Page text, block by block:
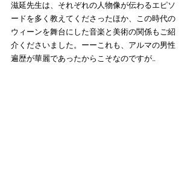
滋延先生は、それぞれの人物像が伝わるエピソ
ードを多く教えてくださったほか、この時代の
ウィーンを舞台にした音楽と美術の関係もご紹
介くださいました。ーーこれも、アルマの男性
遍歴が華麗であったからこそなのですが…